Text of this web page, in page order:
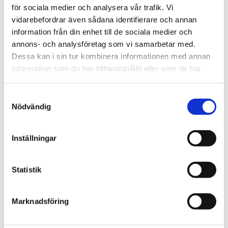
för sociala medier och analysera vår trafik. Vi
vidarebefordrar även sådana identifierare och annan
information från din enhet till de sociala medier och
annons- och analysföretag som vi samarbetar med.
Dessa kan i sin tur kombinera informationen med annan
information som du har tillhandahållit eller som de har
Nödvändig
Inställningar
Statistik
Marknadsföring
MOBY MOUNTAIN
TERMO INNERTÄLT XL
vinterkylan
MOBY MOUNTAIN
TAKTÄLTSLYFT
montera och demontera
Lägg